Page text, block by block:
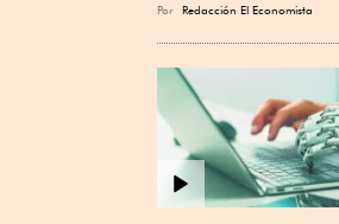
Por Redacción El Economista